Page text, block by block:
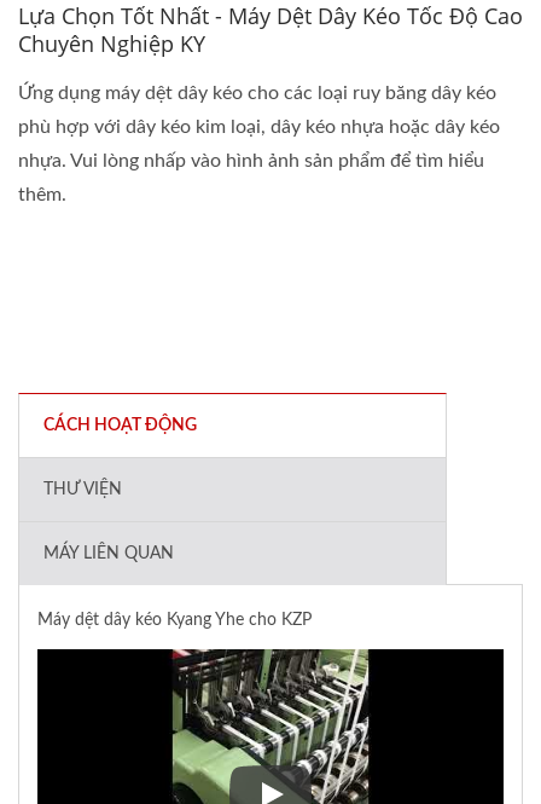
Lựa Chọn Tốt Nhất - Máy Dệt Dây Kéo Tốc Độ Cao
Chuyên Nghiệp KY
Ứng dụng máy dệt dây kéo cho các loại ruy băng dây kéo
phù hợp với dây kéo kim loại, dây kéo nhựa hoặc dây kéo
nhựa. Vui lòng nhấp vào hình ảnh sản phẩm để tìm hiểu
thêm.
CÁCH HOẠT ĐỘNG
THƯ VIỆN
MÁY LIÊN QUAN
Máy dệt dây kéo Kyang Yhe cho KZP